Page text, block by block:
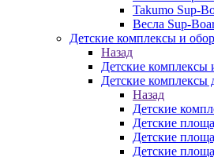
Takumo Sup-
Весла Sup-
Детские комплексы и
Назад
Детские комплексы
Детские комплексы
Назад
Детские
Детские
Детские
Детские